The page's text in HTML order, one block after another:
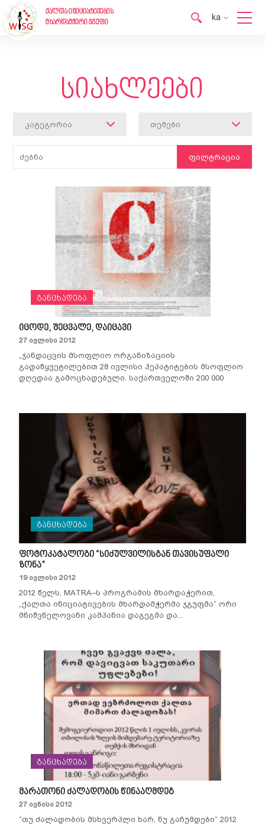
ქალთა ინიციატივების
მხარდამჭერი ჯგუფი
ka
სიახლეები
განცხადებები
საქმიანობა
თემის
თანამშრომლობა
პუბლიკაციები
ღონისძიება
ფემინისტური
კატეგორია თემები
სიახლეები
ფილტრაცია
განცხადება
იცოდე, შეცვალე, დაიცავი
27 ივლისი 2012
„ჯანდაცვის მსოფლიო ორგანიზაციის
გადაწყვეტილებით 28 ივლისი ჰეპატიტების მსოფლიო
დღედაა გამოცხადებული. საქართველოში 200 000
განცხადება
ფოტოკატალოგი “სიძულვილისგან თავისუფალი
ზონა”
19 ივლისი 2012
2012 წელს, MATRA–ს პროგრამის მხარდაჭერით,
„ქალთა ინიციატივების მხარდამჭერმა ჯგუფმა“ ორი
მნიშვნელოვანი კამპანია დაგეგმა და...
განცხადება
მარათონი ძალადობის წინააღმდეგ
27 ივნისი 2012
“თუ ძალადობის მსხვერპლი ხარ, ნუ გაჩუმდები” 2012